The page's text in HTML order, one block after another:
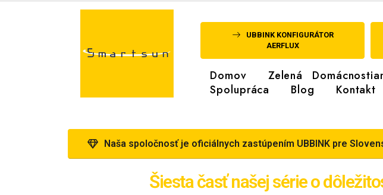
UBBINK KONFIGURÁTOR
AERFLUX
Domov Zelená
Spolupráca
Blog Kontakt
Naša spoločnosť je oficiálnych zastúpením UBBINK pre
Šiesta časť našej série o